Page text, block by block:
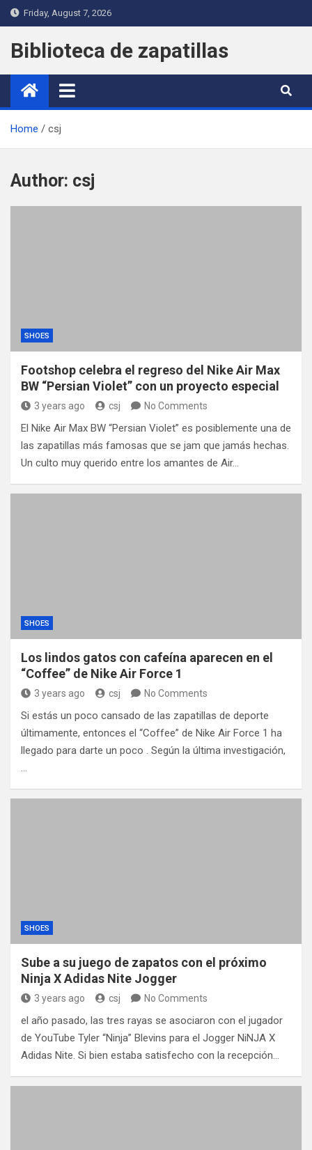
Skip
to
content
Friday, August 7, 2026
Biblioteca de zapatillas
Home csj
Author: csj
SHOES
Footshop celebra el regreso del Nike Air Max
BW “Persian Violet” con un proyecto especial
3 years ago csj No Comments
El Nike Air Max BW “Persian Violet” es posiblemente una de
las zapatillas más famosas que se jam que jamás hechas.
Un culto muy querido entre los amantes de Air…
SHOES
Los lindos gatos con cafeína aparecen en el
“Coffee” de Nike Air Force 1
3 years ago csj No Comments
Si estás un poco cansado de las zapatillas de deporte
últimamente, entonces el “Coffee” de Nike Air Force 1 ha
llegado para darte un poco . Según la última investigación,
…
SHOES
Sube a su juego de zapatos con el próximo
Ninja X Adidas Nite Jogger
3 years ago csj No Comments
el año pasado, las tres rayas se asociaron con el jugador
de YouTube Tyler “Ninja” Blevins para el Jogger NiNJA X
Adidas Nite. Si bien estaba satisfecho con la recepción…